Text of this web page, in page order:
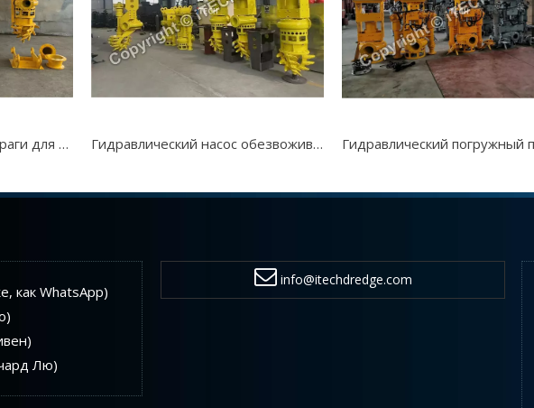
Гидравлический насос драги для экскаваторов гусеницы Гидравлический насос обезвоживающего осадка
как WhatsApp)
Лю)
info@itechdredge.com